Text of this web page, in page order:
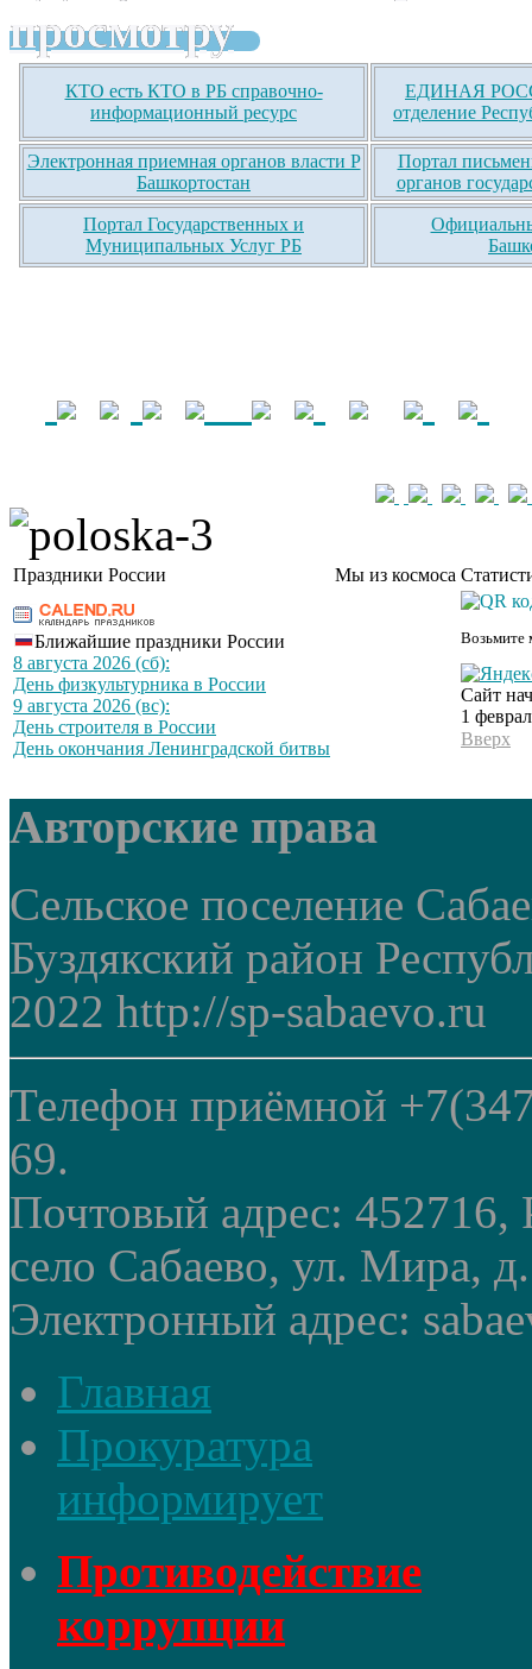
просмотру
КТО есть КТО в РБ справочно-
информационный ресурс
ЕДИНАЯ
отделение
Электронная приемная органов власти Р
Башкортостан
Портал
органов
Портал Государственных и
Муниципальных Услуг РБ
Праздники России Мы из космоса
Ближайшие праздники России
8 августа 2026 (сб):
День физкультурника в России
9 августа 2026 (вс):
День строителя в России
День окончания Ленинградской битвы
Возьмите
Сайт
1
Вверх
Авторские права
Сельское поселение
Буздякский район
2022 http://sp-sabaevo.ru
Телефон приёмной
69.
Почтовый адрес: 452716,
село Сабаево, ул. Мира,
Электронный адрес:
Главная
Прокуратура
информирует
Противодействие
коррупции